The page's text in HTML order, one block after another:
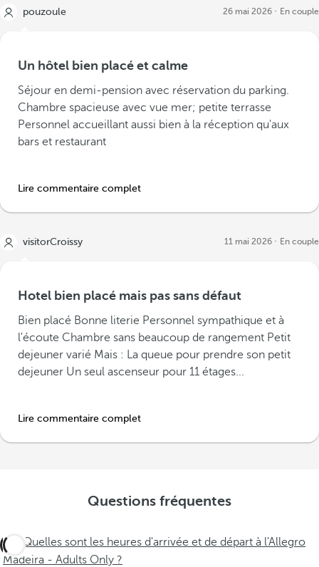
pouzoule 26 mai 2026 En couple
Un hôtel bien placé et calme
Séjour en demi-pension avec réservation du parking.
Chambre spacieuse avec vue mer; petite terrasse
Personnel accueillant aussi bien à la réception qu'aux
bars et restaurant
Lire commentaire complet
visitorCroissy 11 mai 2026 En couple
Hotel bien placé mais pas sans défaut
Bien placé Bonne literie Personnel sympathique et à
l'écoute Chambre sans beaucoup de rangement Petit
dejeuner varié Mais : La queue pour prendre son petit
dejeuner Un seul ascenseur pour 11 étages...
Lire commentaire complet
Questions fréquentes
Quelles sont les heures d'arrivée et de départ à l'Allegro
Madeira - Adults Only ?